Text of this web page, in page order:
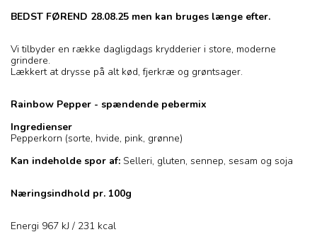
BEDST FØREND 28.08.25 men kan bruges længe efter.
Vi tilbyder en række dagligdags krydderier i store, moderne
grindere.
Lækkert at drysse på alt kød, fjerkræ og grøntsager.
Rainbow Pepper - spændende pebermix
Ingredienser
Pepperkorn (sorte, hvide, pink, grønne)
Kan indeholde spor af: Selleri, gluten, sennep, sesam og soja
Næringsindhold pr. 100g
Energi 967 kJ / 231 kcal